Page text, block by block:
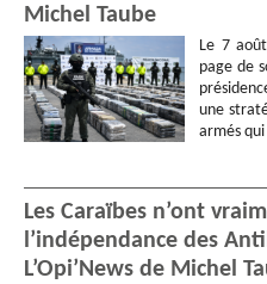
Michel Taube
Le 7
page de
une
armés qui
Les Caraïbes n’ont
l’indépendance des
L’Opi’News de Michel